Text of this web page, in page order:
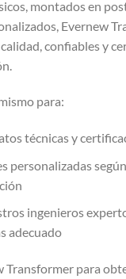
montados en
Evernew
confiables y
para:
técnicas y
personalizadas
ingenieros
adecuado
Transformer para